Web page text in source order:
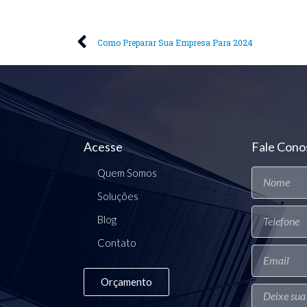
Como Preparar Sua Empresa Para 2024
Acesse
Quem Somos
Soluções
Blog
Contato
Orçamento
Fale